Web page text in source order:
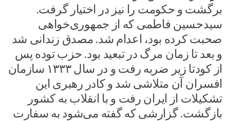
برگشت و حکومت را نیز در اختیار گرفت.
سیدحسین فاطمی که از جمهوری‌خواهی
صحبت کرده بود، اعدام شد. مصدق زندانی شد
و بعد تا زمان مرگ در تبعید بود. حزب توده پس
از کودتا زیر ضربه رفت و در سال ۱۳۳۳ سازمان
افسران آن متلاشی شد و کادر رهبری این
تشکیلات از ایران رفت و با انقلاب به کشور
بازگشت. گزارشی که گفته می‌شود به سفارت